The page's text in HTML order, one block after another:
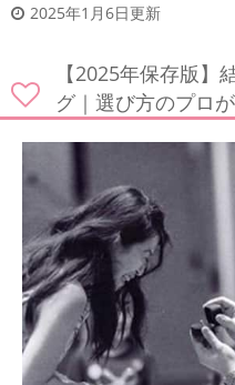
2025年1月6日更新
【2025年保存版】
グ｜選び方のプロ